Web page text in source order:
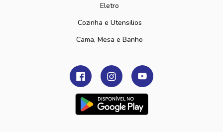
Eletro
Cozinha e Utensilios
Cama, Mesa e Banho